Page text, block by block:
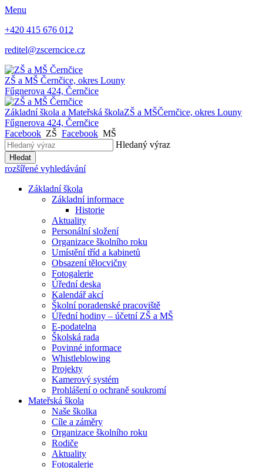
Menu
+420 415 676 012
reditel@zscerncice.cz
ZŠ a MŠ Černčice, okres Louny
Fűgnerova 424, Černčice
Základní škola a Mateřská školaZŠ a MŠČernčice, okres Louny
Fűgnerova 424, Černčice
Facebook ZŠ Facebook MŠ
Hledaný výraz
Hledat
rozšířené vyhledávání
Základní škola
Základní informace
Historie
Aktuality
Personální složení
Organizace školního roku
Umístění tříd a kabinetů
Obsazení tělocvičny
Fotogalerie
Úřední deska
Kalendář akcí
Školní poradenské pracoviště
Úřední hodiny – účetní ZŠ a MŠ
E-podatelna
Školská rada
Povinné informace
Whistleblowing
Projekty
Kamerový systém
Prohlášení o ochraně soukromí
Mateřská škola
Naše školka
Cíle a záměry
Organizace školního roku
Rodiče
Aktuality
Fotogalerie